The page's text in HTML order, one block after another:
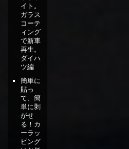
イト。
ガラス
コーテ
ィング
で新車
再生。
ダイハ
ツ編
簡単に
貼っ
て、簡
単に剥
がせ
る！カ
ーラッ
ピング